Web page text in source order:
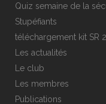
Quiz semaine de la
Stupéfiants
téléchargement kit SR
Les actualités
Le club
Les membres
Publications